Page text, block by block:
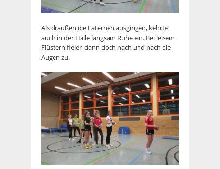
Als draußen die Laternen ausgingen, kehrte
auch in der Halle langsam Ruhe ein. Bei leisem
Flüstern fielen dann doch nach und nach die
Augen zu.